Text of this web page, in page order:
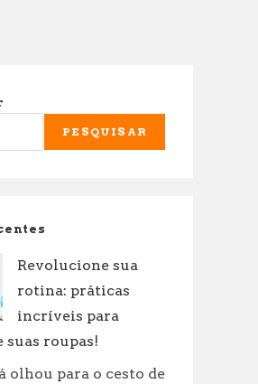
PESQUISAR
Revolucione sua
rotina: práticas
incríveis para
suas roupas!
olhou para o cesto de